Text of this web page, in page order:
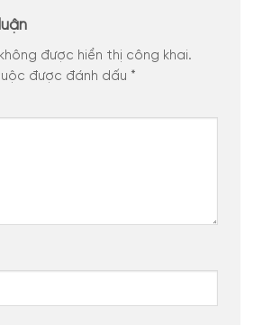
được hiển thị công khai.
được đánh dấu *